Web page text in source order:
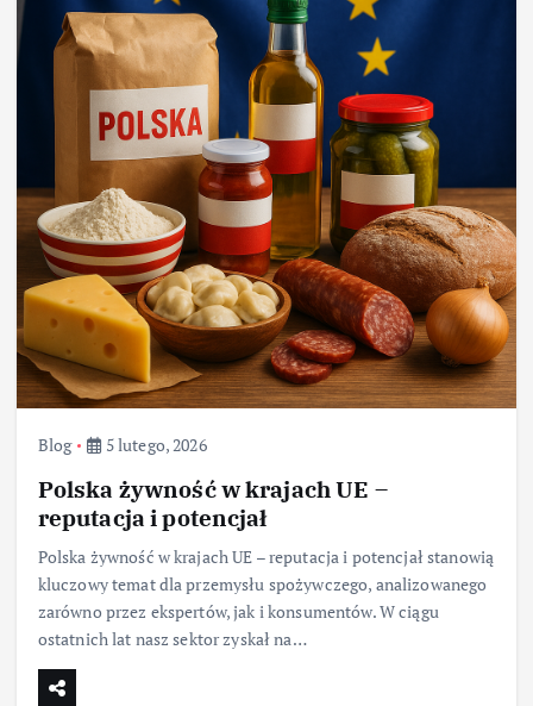
Blog 5 lutego, 2026
Polska żywność w krajach UE –
reputacja i potencjał
Polska żywność w krajach UE – reputacja i potencjał stanowią
kluczowy temat dla przemysłu spożywczego, analizowanego
zarówno przez ekspertów, jak i konsumentów. W ciągu
ostatnich lat nasz sektor zyskał na…